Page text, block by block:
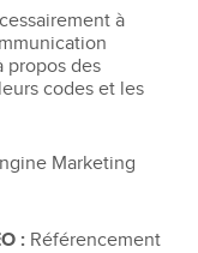
à
propos des
codes et les
Marketing
: Référencement